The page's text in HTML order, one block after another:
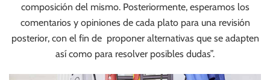
composición del mismo. Posteriormente, esperamos los
comentarios y opiniones de cada plato para una revisión
posterior, con el fin de proponer alternativas que se adapten
así como para resolver posibles dudas”.